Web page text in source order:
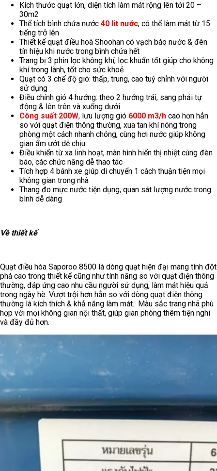
Kích thước quạt lớn, diện tích làm mát rộng lên tới 20 –
30m2
Thể tích bình chứa nước 40 lit nước, có thể làm mát từ 15
tiếng trở lên
Thiết kế quạt điều hoà Shoohan có vạch báo nước & đèn
tín hiệu khi nước trong bình chứa hết
Trang bị 3 phin lọc không khí, lọc khuẩn tốt giúp cho không
khí trong lành, tốt cho sức khoẻ
Quạt có 3 chế độ gió: thấp, trung, cao tuỳ chỉnh với người
sử dụng
Điều chỉnh gió 4 hướng: theo 2 hướng trái, sang phải tự
động & lên trên và xuống dưới
Công suất 200W, lưu lượng gió 6000 m3/h cao hơn hẳn
so với quạt điện thông thường, xua tan khí nóng trong
phòng một cách nhanh chóng, cùng hơi nước giúp không
gian ẩm ướt dễ chịu
Điều khiển từ xa linh hoạt, màn hình hiển thị nhiệt cùng đèn
báo, các chức năng dễ thao tác
Tích hợp 4 bánh xe giúp di chuyển 1 cách thuận tiện mọi
không gian trong nhà
Thang đo mực nước tiện dụng, quan sát lượng nước trong
bình dễ dàng
Về thiết kế
Quạt điều hòa Saporoo 8500 là dòng quạt hiện đại mang tính đột
phá cao trong thiết kế cũng như tính năng so với quạt điện thông
thường, đáp ứng cao nhu cầu người sử dụng, làm mát hiệu quả
trong ngày hè. Vượt trội hơn hẳn so với dòng quạt điện thông
thường là kích thích & khả năng làm mát. Màu sắc trang nhã phù
hợp với mọi không gian nội thất, giúp gian phòng thêm tiện nghi
và đầy đủ hơn.